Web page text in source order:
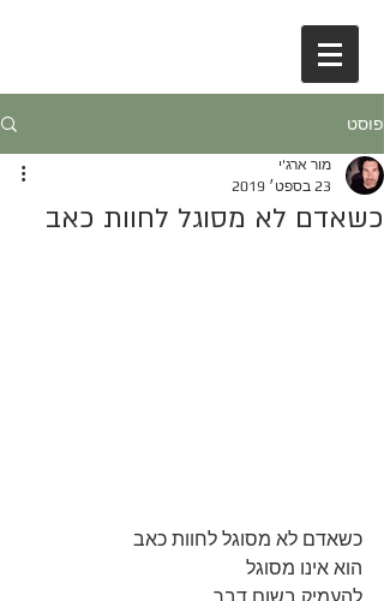
פוסט
כשאדם לא מסוגל לחוות כאב
מור ארג'י
23 בספט׳ 2019
כשאדם לא מסוגל לחוות כאב
הוא אינו מסוגל